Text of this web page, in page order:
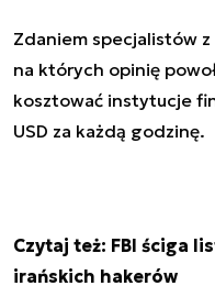
Zdaniem specjalistów
na których opinię
kosztować instytucje
USD za każdą godzinę.
Czytaj też: FBI ściga
irańskich hakerów